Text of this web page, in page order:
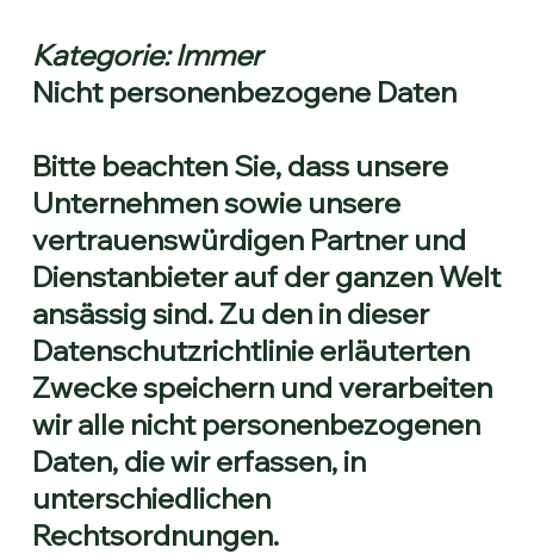
Kategorie: Immer
Nicht personenbezogene Daten
Bitte beachten Sie, dass unsere
Unternehmen sowie unsere
vertrauenswürdigen Partner und
Dienstanbieter auf der ganzen Welt
ansässig sind. Zu den in dieser
Datenschutzrichtlinie erläuterten
Zwecke speichern und verarbeiten
wir alle nicht personenbezogenen
Daten, die wir erfassen, in
unterschiedlichen
Rechtsordnungen.